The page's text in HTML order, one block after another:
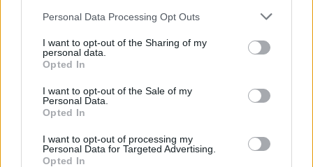
Please note that this website/app uses one or more Google
not limited to your visit or usage behaviour. You may click to
grant or deny consent to Google and its third-party tags to
use your data for below specified purposes in below Google
consent section.
Personal Data Processing Opt Outs
I want to opt-out of the Sharing of my
personal data.
Opted In
I want to opt-out of the Sale of my
Personal Data.
Opted In
I want to opt-out of processing my
Personal Data for Targeted Advertising.
Opted In
Népszerű